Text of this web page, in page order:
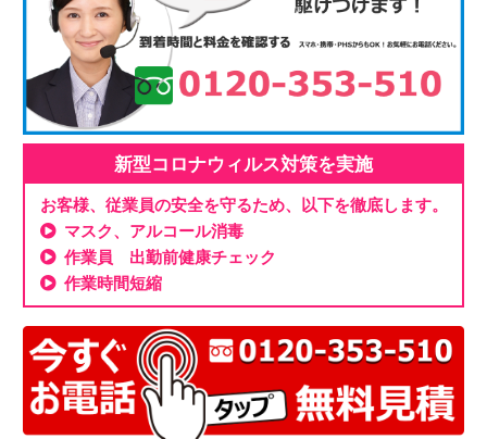
新型コロナウィルス対策を実施
お客様、従業員の安全を守るため、以下を徹底します。
マスク、アルコール消毒
作業員 出勤前健康チェック
作業時間短縮